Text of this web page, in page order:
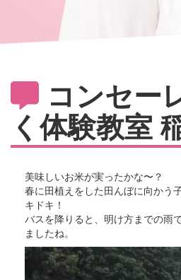
コンセー
く体験教室
美味しいお米が実ったかな〜？
春に田植えをした田んぼに向かう
キドキ！
バスを降りると、明け方までの雨
ましたね。